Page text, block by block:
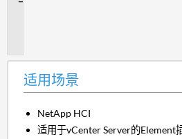
适用场景
NetApp HCI
适用于vCenter Server的Element